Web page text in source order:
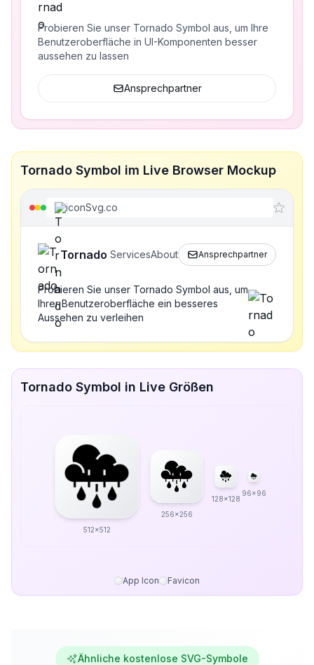
Probieren Sie unser Tornado Symbol aus, um Ihre
Benutzeroberfläche in UI-Komponenten besser
aussehen zu lassen
Ansprechpartner
Tornado Symbol im Live Browser Mockup
iconSvg.co
Tornado ServicesAbout Ansprechpartner
Probieren Sie unser Tornado Symbol aus, um
Ihrer Benutzeroberfläche ein besseres
Aussehen zu verleihen
Tornado Symbol in Live Größen
512x512
256x256
128x128
96x96
App Icon Favicon
Ähnliche kostenlose SVG-Symbole